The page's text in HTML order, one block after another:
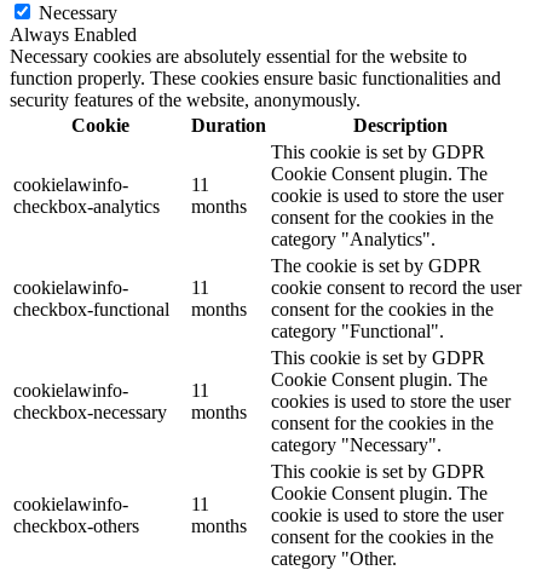
Necessary
Always Enabled
Necessary cookies are absolutely essential for the website to
function properly. These cookies ensure basic functionalities and
security features of the website, anonymously.
Cookie
Duration Description
cookielawinfo-
checkbox-analytics
11
months
This cookie is set by GDPR
Cookie Consent plugin. The
cookie is used to store the user
consent for the cookies in the
category "Analytics".
cookielawinfo-
checkbox-functional
11
months
The cookie is set by GDPR
cookie consent to record the user
consent for the cookies in the
category "Functional".
cookielawinfo-
checkbox-necessary
11
months
This cookie is set by GDPR
Cookie Consent plugin. The
cookies is used to store the user
consent for the cookies in the
category "Necessary".
cookielawinfo-
checkbox-others
11
months
This cookie is set by GDPR
Cookie Consent plugin. The
cookie is used to store the user
consent for the cookies in the
category "Other.